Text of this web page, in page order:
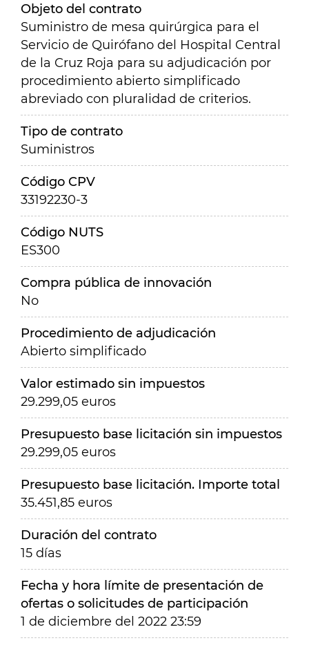
Objeto del contrato
Suministro de mesa quirúrgica para el
Servicio de Quirófano del Hospital Central
de la Cruz Roja para su adjudicación por
procedimiento abierto simplificado
abreviado con pluralidad de criterios.
Tipo de contrato
Suministros
Código CPV
33192230-3
Código NUTS
ES300
Compra pública de innovación
No
Procedimiento de adjudicación
Abierto simplificado
Valor estimado sin impuestos
29.299,05 euros
Presupuesto base licitación sin impuestos
29.299,05 euros
Presupuesto base licitación. Importe total
35.451,85 euros
Duración del contrato
15 días
Fecha y hora límite de presentación de
ofertas o solicitudes de participación
1 de diciembre del 2022 23:59